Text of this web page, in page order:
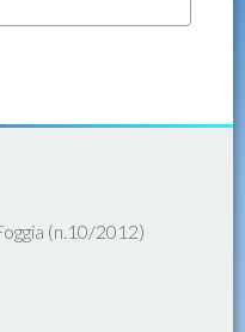
(n.10/2012)